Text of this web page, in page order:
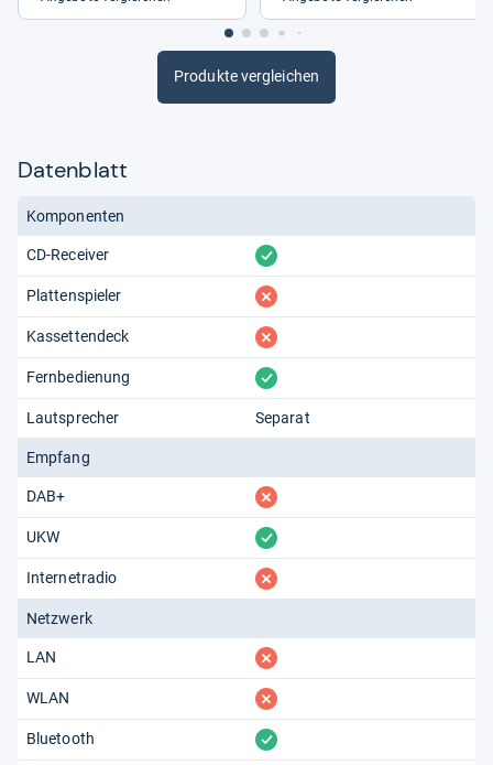
Produkte vergleichen
Datenblatt
Komponenten
CD-Receiver vorhanden
Plattenspieler fehlt
Kassettendeck fehlt
Fernbedienung vorhanden
Lautsprecher Separat
Empfang
DAB+ fehlt
UKW vorhanden
Internetradio fehlt
Netzwerk
LAN fehlt
WLAN fehlt
Bluetooth vorhanden